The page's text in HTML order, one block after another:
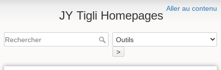
Aller au contenu
JY Tigli Homepages
>